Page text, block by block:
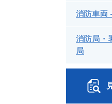
消防車両
消防局・
局